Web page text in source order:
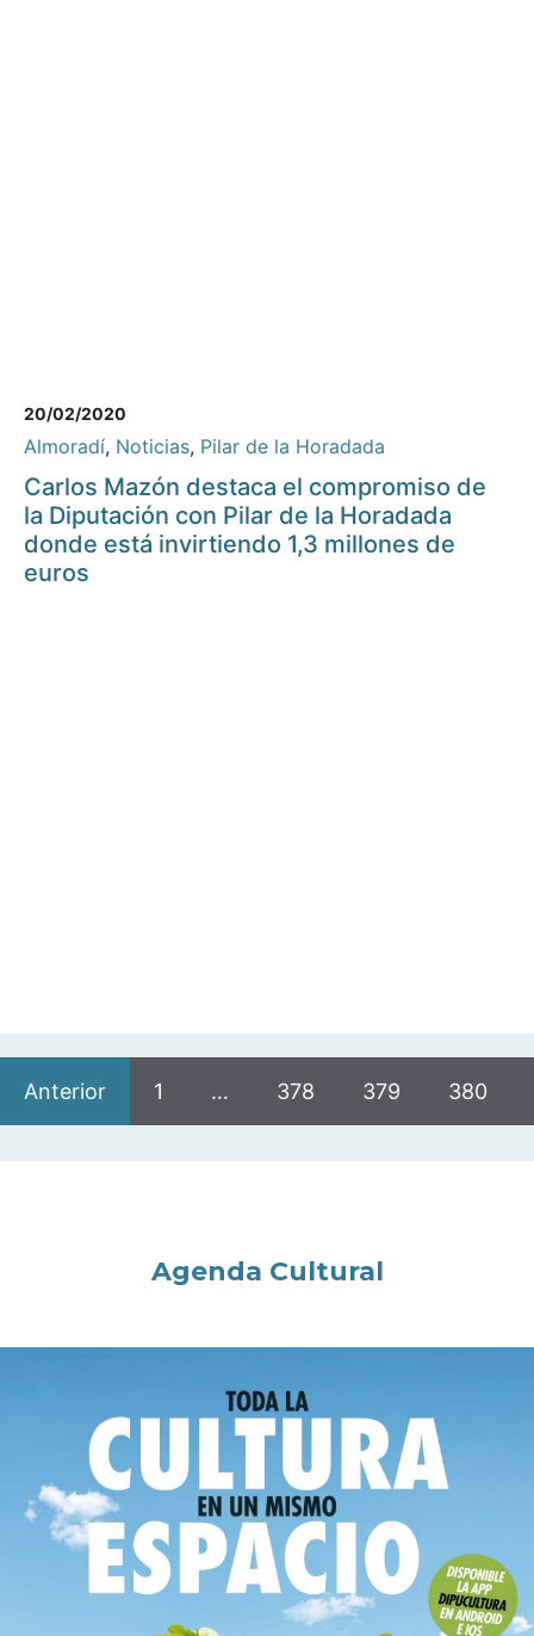
20/02/2020
Almoradí, Noticias, Pilar de la Horadada
Carlos Mazón destaca el compromiso de
la Diputación con Pilar de la Horadada
donde está invirtiendo 1,3 millones de
euros
Anterior 1 … 378 379 380
Agenda Cultural